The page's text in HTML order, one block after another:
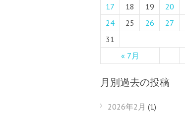
« 7月
17
18 19 20
24
25 26 27
31
月別過去の投稿
2026年2月 (1)